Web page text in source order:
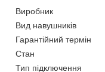
Виробник
Вид навушників
Гарантійний термін
Стан
Тип підключення